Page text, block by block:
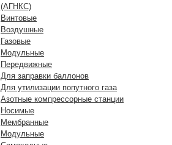
(АГНКС)
Винтовые
Воздушные
Газовые
Модульные
Передвижные
Для заправки баллонов
Для утилизации попутного газа
Азотные компрессорные станции
Носимые
Мембранные
Модульные